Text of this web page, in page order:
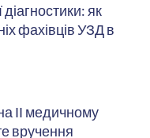
як
фахівців УЗД в
ІІ медичному
вручення